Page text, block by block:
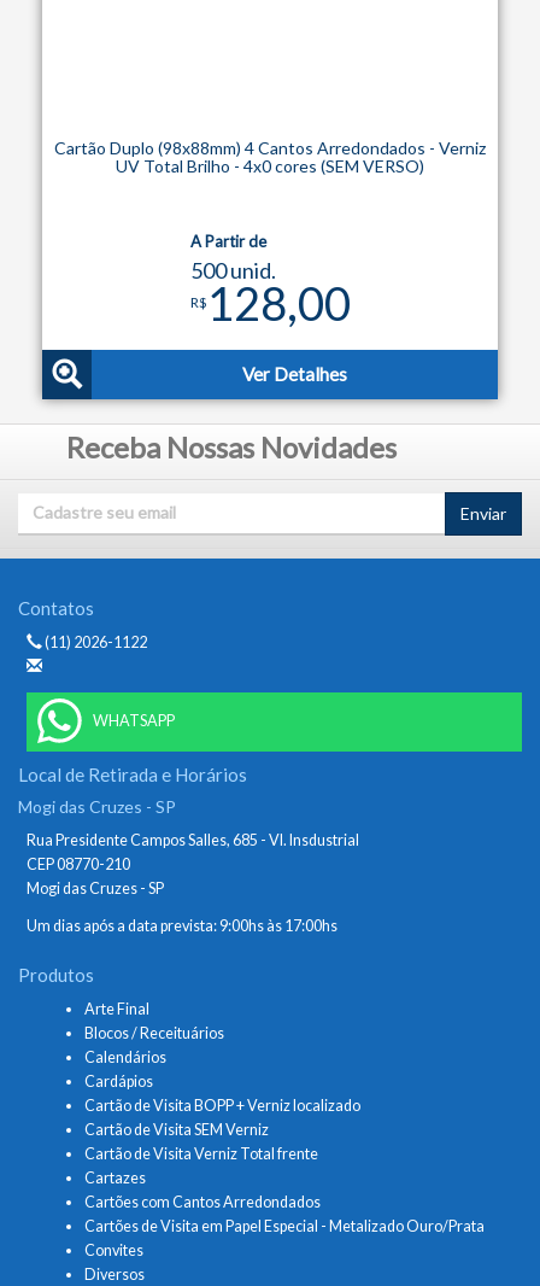
Cartão Duplo (98x88mm) 4 Cantos Arredondados - Verniz
UV Total Brilho - 4x0 cores (SEM VERSO)
A Partir de
500 unid.
R$ 128,00
Ver Detalhes
Receba Nossas Novidades
Enviar
Contatos
(11) 2026-1122
WHATSAPP
Local de Retirada e Horários
Mogi das Cruzes - SP
Rua Presidente Campos Salles, 685 - Vl. Insdustrial
CEP 08770-210
Mogi das Cruzes - SP
Um dias após a data prevista: 9:00hs às 17:00hs
Produtos
Arte Final
Blocos / Receituários
Calendários
Cardápios
Cartão de Visita BOPP + Verniz localizado
Cartão de Visita SEM Verniz
Cartão de Visita Verniz Total frente
Cartazes
Cartões com Cantos Arredondados
Cartões de Visita em Papel Especial - Metalizado Ouro/Prata
Convites
Diversos